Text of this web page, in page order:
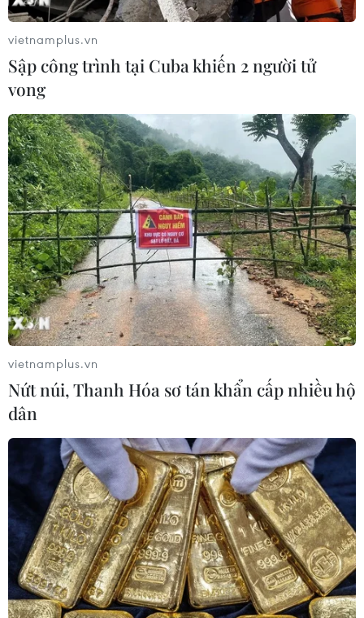
TIN CÙNG CHUYÊN MỤC
Việt Nam khẳng định vị thế tại triển
lãm thương mại quốc tế của Ấn Độ
07/08/2026 23:08
vietnamplus.vn
Sập công trình tại Cuba khiến 2 người tử
vong
vietnamplus.vn
Nứt núi, Thanh Hóa sơ tán khẩn cấp nhiều hộ
dân